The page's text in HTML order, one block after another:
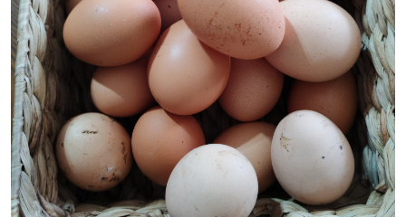
Domaca jaja
PG Trifunovic, Mionica